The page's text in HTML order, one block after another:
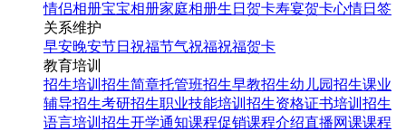
情侣相册宝宝相册家庭相册生日贺卡寿宴贺卡心情日签
关系维护
早安晚安节日祝福节气祝福祝福贺卡
教育培训
招生培训 招生简章托管班招生早教招生幼儿园招生课业
辅导招生考研招生职业技能培训招生资格证书培训招生
语言培训招生开学通知课程促销课程介绍直播网课课程